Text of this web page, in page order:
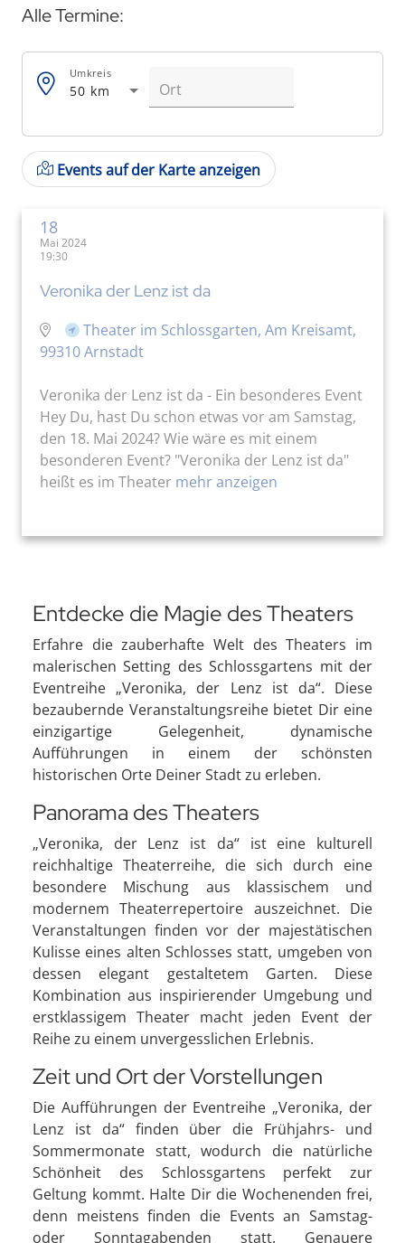
Alle Termine:
50 km
Umkreis
Events auf der Karte anzeigen
18
Mai 2024
19:30
Veronika der Lenz ist da
Theater im Schlossgarten, Am Kreisamt,
99310 Arnstadt
Veronika der Lenz ist da - Ein besonderes Event
Hey Du, hast Du schon etwas vor am Samstag,
den 18. Mai 2024? Wie wäre es mit einem
besonderen Event? "Veronika der Lenz ist da"
heißt es im Theater mehr anzeigen
Entdecke die Magie des Theaters
Erfahre die zauberhafte Welt des Theaters im
malerischen Setting des Schlossgartens mit der
Eventreihe „Veronika, der Lenz ist da“. Diese
bezaubernde Veranstaltungsreihe bietet Dir eine
einzigartige Gelegenheit, dynamische
Aufführungen in einem der schönsten
historischen Orte Deiner Stadt zu erleben.
Panorama des Theaters
„Veronika, der Lenz ist da“ ist eine kulturell
reichhaltige Theaterreihe, die sich durch eine
besondere Mischung aus klassischem und
modernem Theaterrepertoire auszeichnet. Die
Veranstaltungen finden vor der majestätischen
Kulisse eines alten Schlosses statt, umgeben von
dessen elegant gestaltetem Garten. Diese
Kombination aus inspirierender Umgebung und
erstklassigem Theater macht jeden Event der
Reihe zu einem unvergesslichen Erlebnis.
Zeit und Ort der Vorstellungen
Die Aufführungen der Eventreihe „Veronika, der
Lenz ist da“ finden über die Frühjahrs- und
Sommermonate statt, wodurch die natürliche
Schönheit des Schlossgartens perfekt zur
Geltung kommt. Halte Dir die Wochenenden frei,
denn meistens finden die Events an Samstag-
oder Sonntagabenden statt. Genauere